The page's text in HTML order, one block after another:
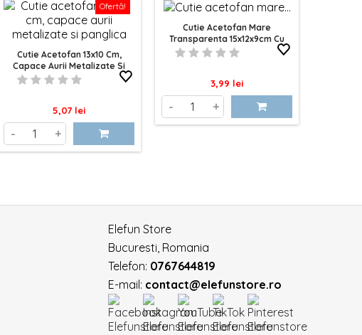
Ofertă!
Cutie Acetofan 13x10 Cm,
Capace Aurii Metalizate Si
Panglica
Pret
5,07 lei
- +
Cutie Acetofan Mare
Transparenta 15x12x9cm Cu
Maner
Pret
3,99 lei
- +
Elefun Store
Bucuresti, Romania
Telefon: 0767644819
E-mail: contact@elefunstore.ro